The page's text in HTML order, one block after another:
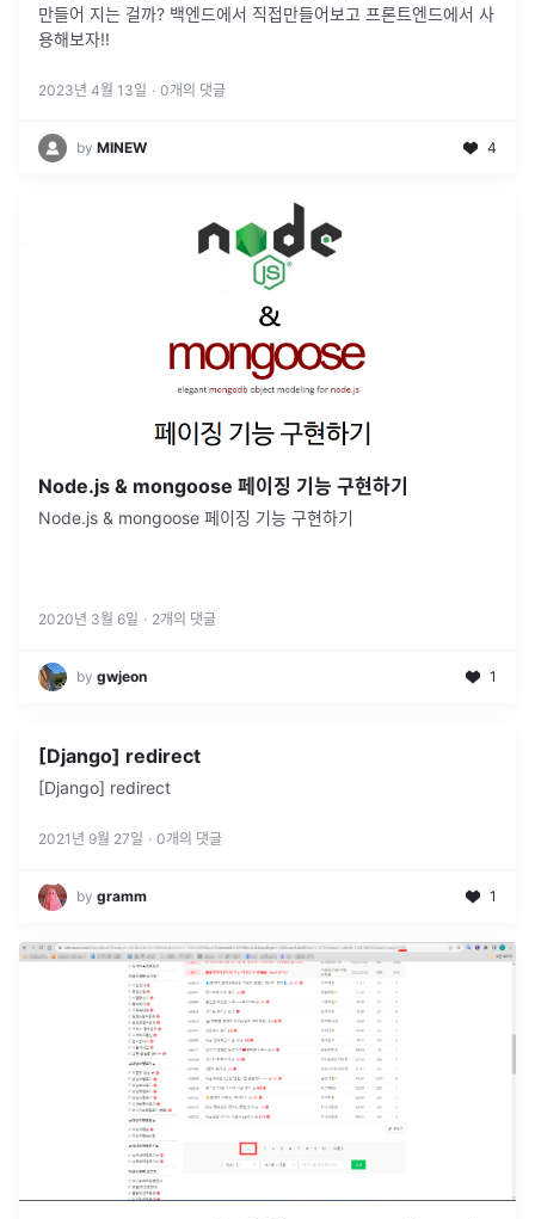
만들어 지는 걸까? 백엔드에서 직접만들어보고 프론트엔드에서 사
용해보자!!
2023년 4월 13일 · 0개의 댓글
by MINEW 4
Node.js & mongoose 페이징 기능 구현하기
Node.js & mongoose 페이징 기능 구현하기
2020년 3월 6일 · 2개의 댓글
by gwjeon 1
[Django] redirect
[Django] redirect
2021년 9월 27일 · 0개의 댓글
by gramm 1